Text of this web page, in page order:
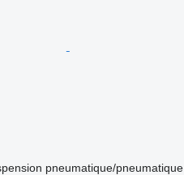
pneumatique/pneumatique